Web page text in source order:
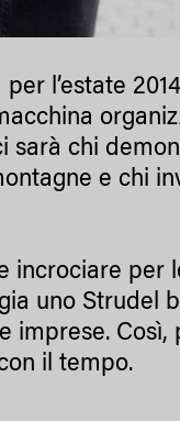
l’estate
chi
e chi
incrociare per
uno Strudel
imprese.
il tempo.